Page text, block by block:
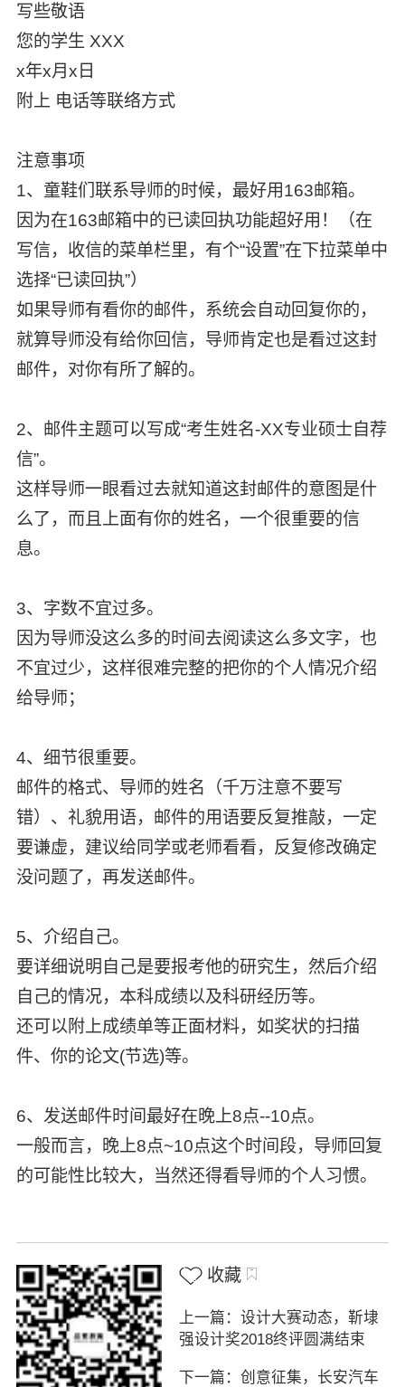
写些敬语
您的学生 XXX
x年x月x日
附上 电话等联络方式
注意事项
1、童鞋们联系导师的时候，最好用163邮箱。
因为在163邮箱中的已读回执功能超好用！（在
写信，收信的菜单栏里，有个“设置”在下拉菜单中
选择“已读回执”）
如果导师有看你的邮件，系统会自动回复你的，
就算导师没有给你回信，导师肯定也是看过这封
邮件，对你有所了解的。
2、邮件主题可以写成“考生姓名-XX专业硕士自荐
信”。
这样导师一眼看过去就知道这封邮件的意图是什
么了，而且上面有你的姓名，一个很重要的信
息。
3、字数不宜过多。
因为导师没这么多的时间去阅读这么多文字，也
不宜过少，这样很难完整的把你的个人情况介绍
给导师；
4、细节很重要。
邮件的格式、导师的姓名（千万注意不要写
错）、礼貌用语，邮件的用语要反复推敲，一定
要谦虚，建议给同学或老师看看，反复修改确定
没问题了，再发送邮件。
5、介绍自己。
要详细说明自己是要报考他的研究生，然后介绍
自己的情况，本科成绩以及科研经历等。
还可以附上成绩单等正面材料，如奖状的扫描
件、你的论文(节选)等。
6、发送邮件时间最好在晚上8点--10点。
一般而言，晚上8点~10点这个时间段，导师回复
的可能性比较大，当然还得看导师的个人习惯。
收藏
上一篇：设计大赛动态，靳埭
强设计奖2018终评圆满结束
下一篇：创意征集，长安汽车